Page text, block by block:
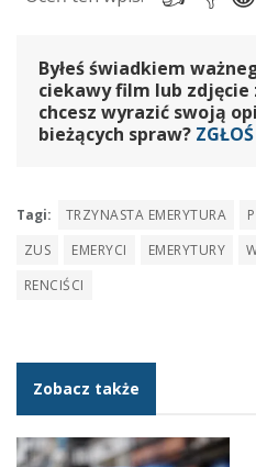
Byłeś świadkiem
ciekawy film lub zdjęcie
chcesz wyrazić swoją
bieżących spraw?
Tagi: TRZYNASTA EMERYTURA
ZUS
EMERYCI EMERYTURY
RENCIŚCI
Zobacz także